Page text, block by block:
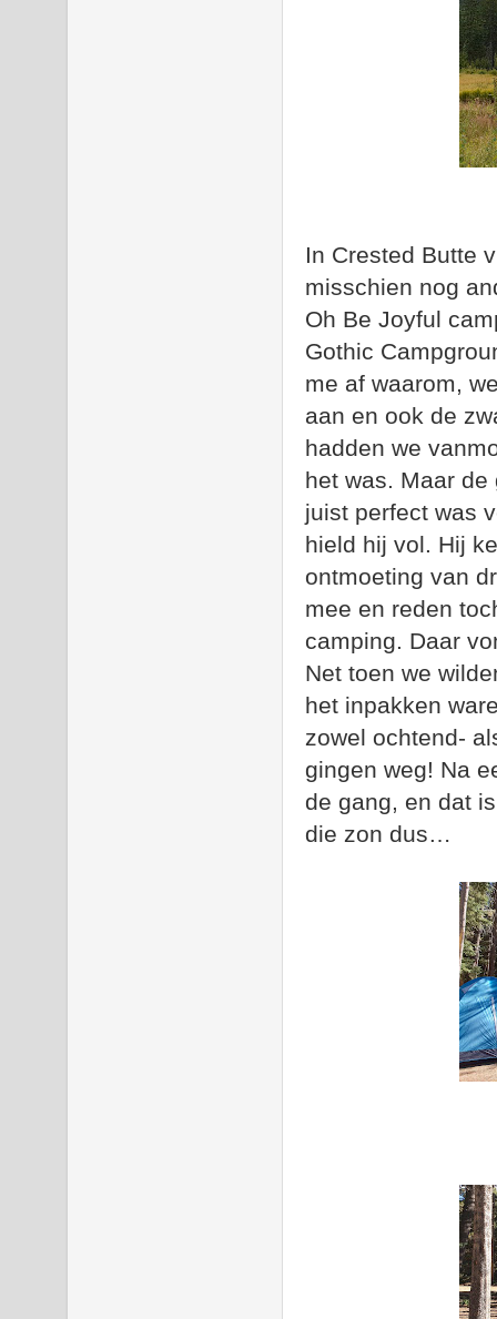
In Crested Butte
misschien nog
Oh Be Joyful
Gothic
me af waarom,
aan en ook de
hadden we
het was. Maar
juist perfect was
hield hij vol. Hij
ontmoeting van
mee en reden
camping. Daar
Net toen we
het inpakken
zowel ochtend-
gingen weg! Na
de gang, en dat
die zon dus…